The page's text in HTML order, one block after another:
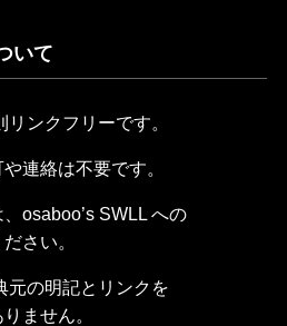
いて
ンクフリーです。
連絡は不要です。
osaboo’s SWLL への
さい。
の明記とリンクを
ません。